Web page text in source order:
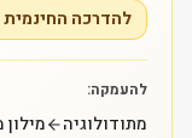
להדרכה החינמית של 90 דקות
להעמקה:
מתודולוגיה